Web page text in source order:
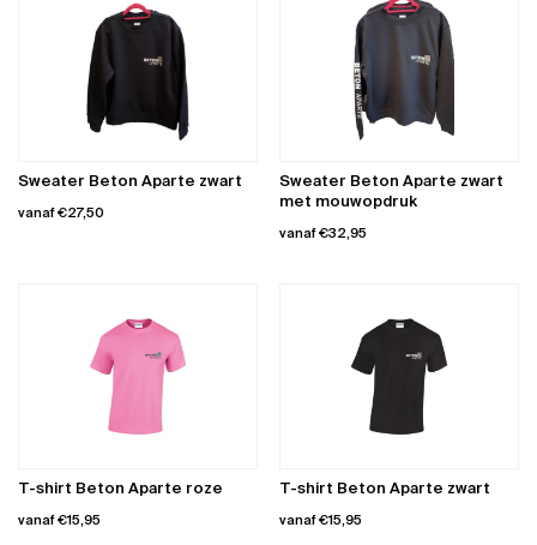
worden
de
Sweater Beton Aparte zwart
vanaf€27,50
op
productpagina
Sweater Beton Aparte zwart
met mouwopdruk
vanaf€32,95
worden
de
T-shirt Beton Aparte roze
vanaf€15,95
T-shirt Beton Aparte zwart
vanaf€15,95